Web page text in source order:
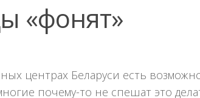
«фонят»
центрах Беларуси есть
почему-то не спешат это